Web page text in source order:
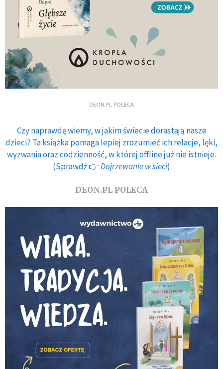
DEON.PL POLECA
Czy naprawdę wiemy, w jakim świecie dorastają nasze
dzieci? Ta książka pomaga lepiej zrozumieć ich relacje, lęki,
wyzwania oraz codzienność, w której offline już nie istnieje.
(Sprawdź 👉Dojrzewanie w sieci)
DEON.PL POLECA